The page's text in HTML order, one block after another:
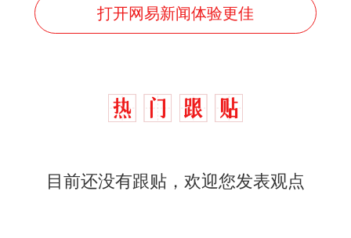
打开网易新闻体验更佳
目前还没有跟贴，欢迎您发表观点